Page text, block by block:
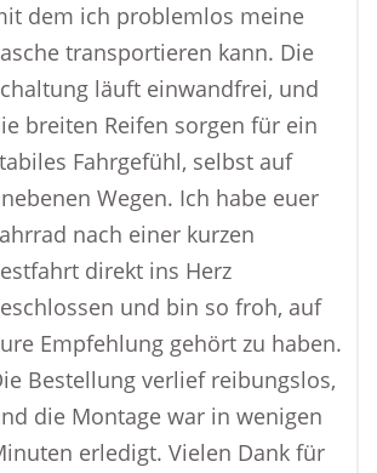
dem ich problemlos meine
transportieren kann. Die
läuft einwandfrei, und
breiten Reifen sorgen für ein
Fahrgefühl, selbst auf
Wegen. Ich habe euer
nach einer kurzen
direkt ins Herz
und bin so froh, auf
Empfehlung gehört zu haben.
Bestellung verlief reibungslos,
die Montage war in wenigen
erledigt. Vielen Dank für